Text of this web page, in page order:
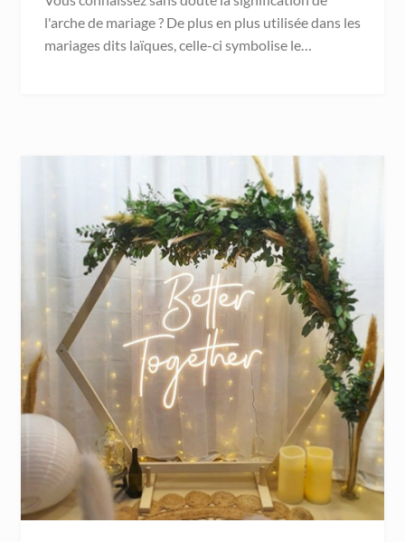
l'arche de mariage ? De plus en plus utilisée dans les
mariages dits laïques, celle-ci symbolise le…